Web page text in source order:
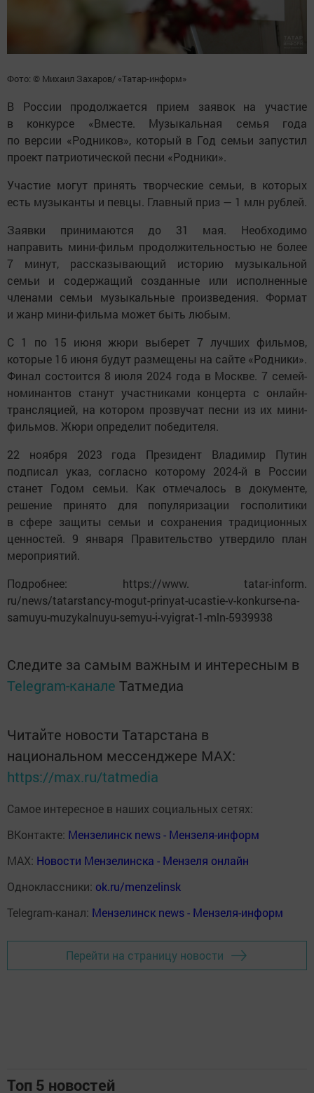
Фото: © Михаил Захаров/ «Татар-информ»
В России продолжается прием заявок на участие
в конкурсе «Вместе. Музыкальная семья года
по версии «Родников», который в Год семьи запустил
проект патриотической песни «Родники».
Участие могут принять творческие семьи, в которых
есть музыканты и певцы. Главный приз — 1 млн рублей.
Заявки принимаются до 31 мая. Необходимо
направить мини-фильм продолжительностью не более
7 минут, рассказывающий историю музыкальной
семьи и содержащий созданные или исполненные
членами семьи музыкальные произведения. Формат
и жанр мини-фильма может быть любым.
С 1 по 15 июня жюри выберет 7 лучших фильмов,
которые 16 июня будут размещены на сайте «Родники».
Финал состоится 8 июля 2024 года в Москве. 7 семей-
номинантов станут участниками концерта с онлайн-
трансляцией, на котором прозвучат песни из их мини-
фильмов. Жюри определит победителя.
22 ноября 2023 года Президент Владимир Путин
подписал указ, согласно которому 2024-й в России
станет Годом семьи. Как отмечалось в документе,
решение принято для популяризации госполитики
в сфере защиты семьи и сохранения традиционных
ценностей. 9 января Правительство утвердило план
мероприятий.
Подробнее: https://www. tatar-inform.
ru/news/tatarstancy-mogut-prinyat-ucastie-v-konkurse-na-
samuyu-muzykalnuyu-semyu-i-vyigrat-1-mln-5939938
Следите за самым важным и интересным в
Telegram-канале Татмедиа
Читайте новости Татарстана в
национальном мессенджере MАХ:
https://max.ru/tatmedia
Самое интересное в наших социальных сетях:
ВКонтакте: Мензелинск news - Мензеля-информ
MAX: Новости Мензелинска - Мензеля онлайн
Одноклассники: ok.ru/menzelinsk
Telegram-канал: Мензелинск news - Мензеля-информ
Перейти на страницу новости
Топ 5 новостей